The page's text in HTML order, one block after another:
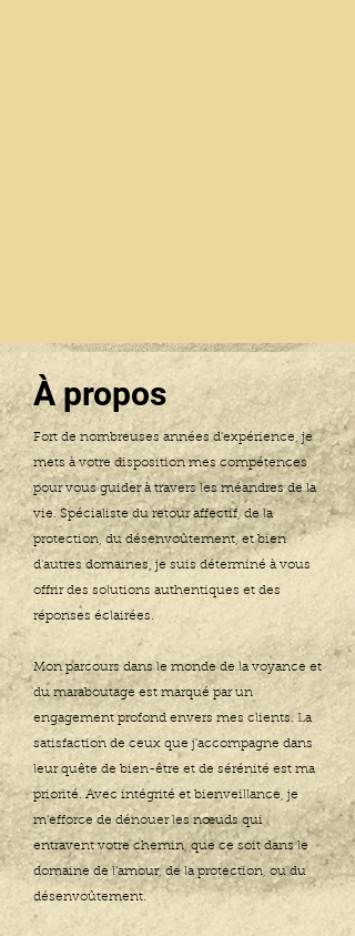
À propos
Fort de nombreuses années d'expérience, je
mets à votre disposition mes compétences
pour vous guider à travers les méandres de la
vie. Spécialiste du retour affectif, de la
protection, du désenvoûtement, et bien
d'autres domaines, je suis déterminé à vous
offrir des solutions authentiques et des
réponses éclairées.
Mon parcours dans le monde de la voyance et
du maraboutage est marqué par un
engagement profond envers mes clients. La
satisfaction de ceux que j'accompagne dans
leur quête de bien-être et de sérénité est ma
priorité. Avec intégrité et bienveillance, je
m'efforce de dénouer les nœuds qui
entravent votre chemin, que ce soit dans le
domaine de l'amour, de la protection, ou du
désenvoûtement.